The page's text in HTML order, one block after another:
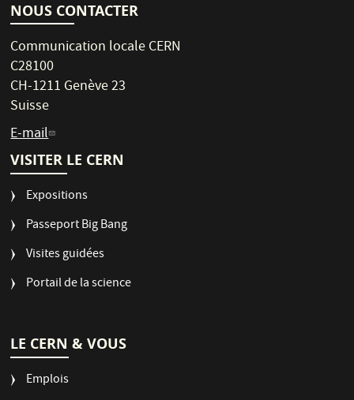
NOUS CONTACTER
Communication locale CERN
C28100
CH-1211 Genève 23
Suisse
E-mail
VISITER LE CERN
Expositions
Passeport Big Bang
Visites guidées
Portail de la science
LE CERN & VOUS
Emplois